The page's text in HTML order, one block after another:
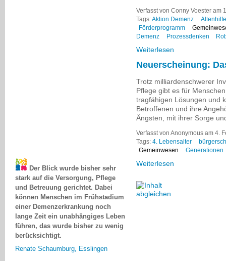
Verfasst von Conny Voester am
Tags:Aktion Demenz
Altenhilfe
Förderprogramm
Demenz
Prozessdenken
Weiterlesen
Neuerscheinung:
Trotz milliardenschwerer
Pflege gibt es für
tragfähigen Lösungen und
Betroffenen und ihre
Ängsten, mit ihrer Sorge
Verfasst von Anonymous am 4.
Tags: 4. Lebensalter
Gemeinwesen
Generationen
Weiterlesen
stark auf die Versorgung, Pflege
und Betreuung gerichtet. Dabei
können Menschen im Frühstadium
einer Demenzerkrankung noch
lange Zeit ein unabhängiges Leben
führen, das wurde bisher zu wenig
berücksichtigt.
Renate Schaumburg, Esslingen